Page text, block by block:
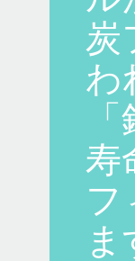
炭
わ
寿
フ
ま